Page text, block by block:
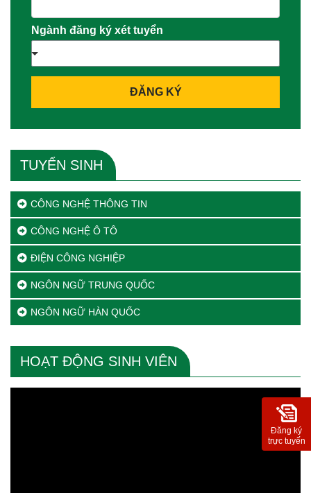
Ngành đăng ký xét tuyển
ĐĂNG KÝ
TUYỂN SINH
CÔNG NGHỆ THÔNG TIN
CÔNG NGHỆ Ô TÔ
ĐIỆN CÔNG NGHIỆP
NGÔN NGỮ TRUNG QUỐC
NGÔN NGỮ HÀN QUỐC
HOẠT ĐỘNG SINH VIÊN
Đăng ký
trực tuyến